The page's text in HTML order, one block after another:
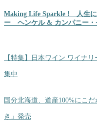
Making Life Sparkle ! 人生に
ー ヘンケル & カンパニー・
【特集】日本ワイン ワイナ
集中
国分北海道、道産100%にこ
き」発売